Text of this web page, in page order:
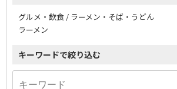
グルメ・飲食 / ラーメン・そば・うどん
ラーメン
キーワードで絞り込む